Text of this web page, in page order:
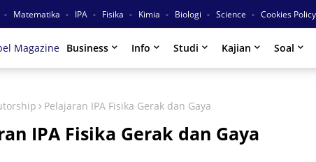
Matematika IPA Fisika Kimia Biologi Science Cookies Policy
Business Info Studi Kajian Soal
Pelajaran IPA Fisika Gerak dan Gaya
IPA Fisika Gerak dan Gaya